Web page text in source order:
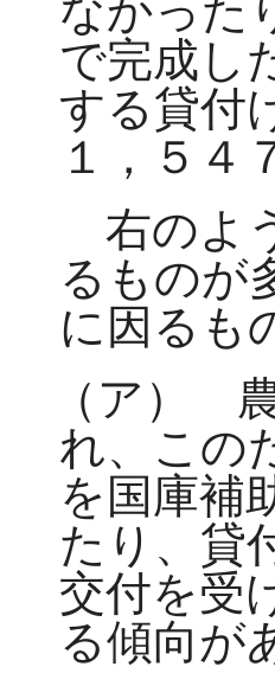
なかった
で完成し
する貸付
１，５４
右のよ
るものが
に因るも
（ア）
れ、この
を国庫補
たり、貸
交付を受
る傾向が